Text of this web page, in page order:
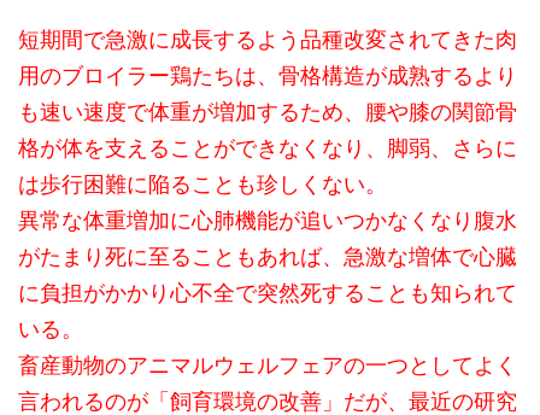
短期間で急激に成長するよう品種改変されてきた肉
用のブロイラー鶏たちは、骨格構造が成熟するより
も速い速度で体重が増加するため、腰や膝の関節骨
格が体を支えることができなくなり、脚弱、さらに
は歩行困難に陥ることも珍しくない。
異常な体重増加に心肺機能が追いつかなくなり腹水
がたまり死に至ることもあれば、急激な増体で心臓
に負担がかかり心不全で突然死することも知られて
いる。
畜産動物のアニマルウェルフェアの一つとしてよく
言われるのが「飼育環境の改善」だが、最近の研究